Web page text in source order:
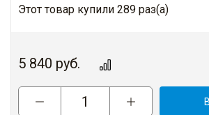
Этот товар купили 289 раз(a)
5 840 руб.